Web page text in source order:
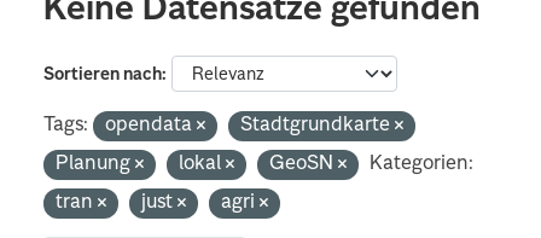
Keine Datensätze gefunden
Sortieren nach
Tags: opendata
Stadtgrundkarte
Planung
lokal GeoSN
Kategorien:
tran
just agri